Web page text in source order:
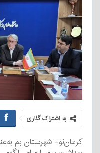
به اشتراک گذاری
کرمان‌نو- شهرستان بم